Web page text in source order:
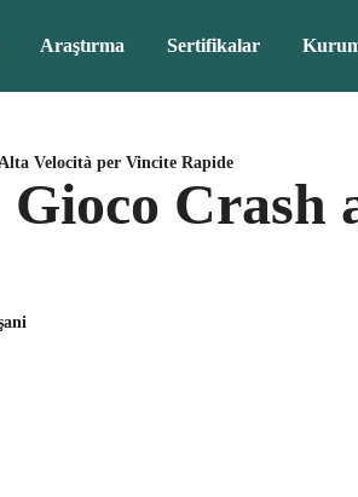
Araştırma Sertifikalar
Velocità per Vincite Rapide